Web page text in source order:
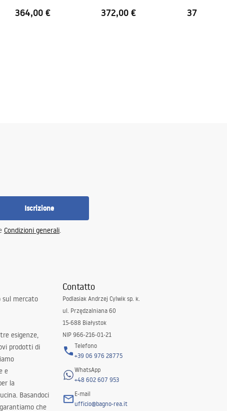
364,00 € 372,00 € 377,00 €
Iscrizione
Condizioni generali.
sul mercato
esigenze,
prodotti di
e
la
Basandoci
che
Contatto
Podlasiak Andrzej Cylwik sp. k.
ul. Przędzalniana 60
15-688 Białystok
NIP 966-216-01-21
Telefono
+39 06 976 28775
WhatsApp
+48 602 607 953
E-mail
ufficio@bagno-rea.it